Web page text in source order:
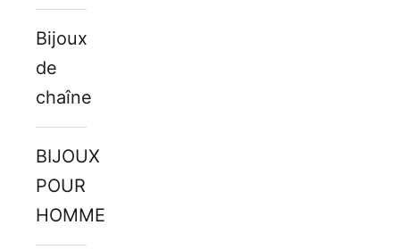
Bijoux
de
chaîne
BIJOUX
POUR
HOMMES